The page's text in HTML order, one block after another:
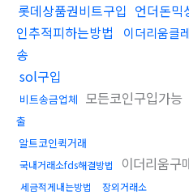
롯데상품권비트구입 언더돈믹
인추적피하는방법
이더리움클
송
sol구입
비트송금업체 모든코인구입가능
출
알트코인퀵거래
국내거래소fds해결방법 이더리움구
세금적게내는방법 장외거래소